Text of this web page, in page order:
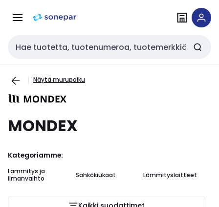
navigointiinsisältöön
Haku
Näytä murupolku
MONDEX
Kategoriamme:
Lämmitys ja
ilmanvaihto
Sähkökiukaat Lämmityslaitteet